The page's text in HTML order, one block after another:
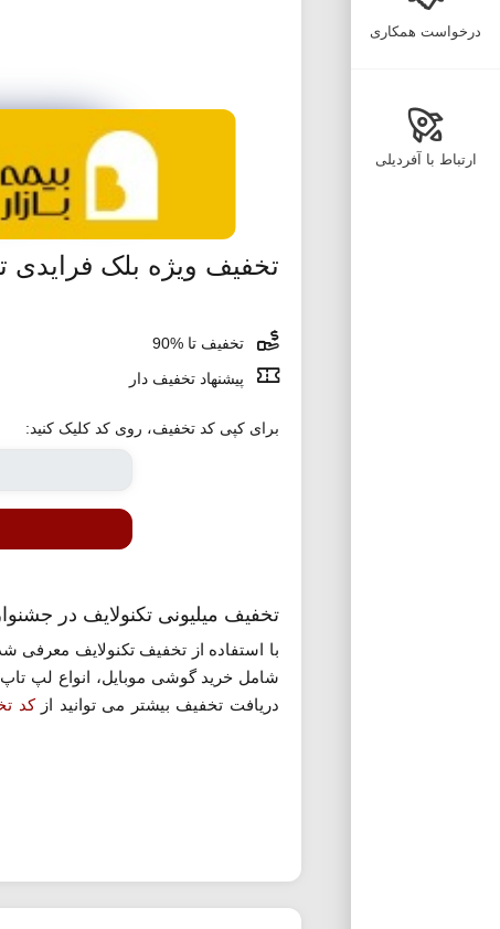
درخواست همکاری
ارتباط با آفردیلی
تخفیف ویژه بلک فرایدی
تخفیف تا %90
پیشنهاد تخفیف دار
برای کپی کد تخفیف، روی کد کلیک کنید:
تخفیف میلیونی تکنولایف در
با استفاده از تخفیف تکنولایف معرفی
دریافت تخفیف بیشتر می توانید ازکد